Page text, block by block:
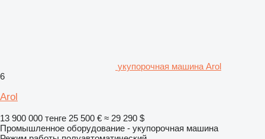
укупорочная машина Arol
6
Arol
13 900 000 тенге 25 500 € ≈ 29 290 $
Промышленное оборудование - укупорочная машина